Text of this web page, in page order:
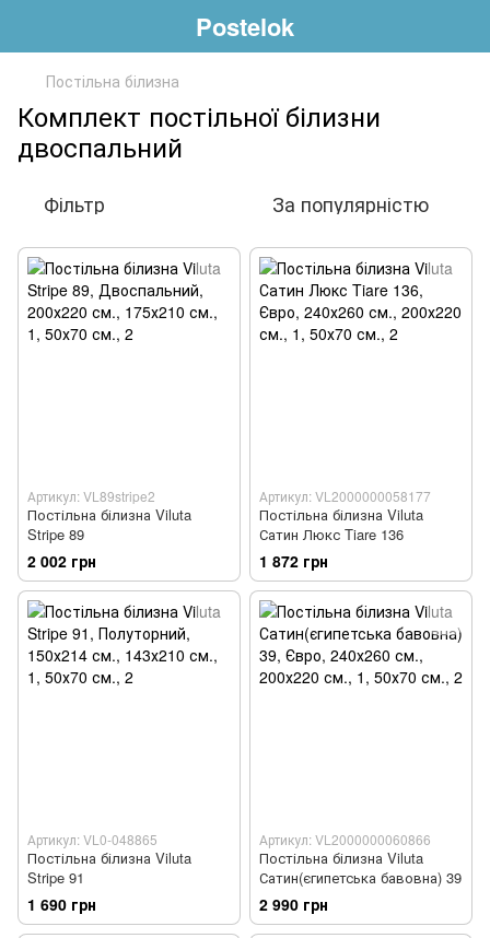
Postelok
Постільна білизна
Комплект постільної білизни
двоспальний
Фільтр За популярністю
Артикул: VL89stripe2
Постільна білизна Viluta
Stripe 89
2 002 грн
Артикул: VL2000000058177
Постільна білизна Viluta
Сатин Люкс Tiare 136
1 872 грн
Артикул: VL0-048865
Постільна білизна Viluta
Stripe 91
1 690 грн
Артикул: VL2000000060866
Постільна білизна Viluta
Сатин(єгипетська бавовна) 39
2 990 грн